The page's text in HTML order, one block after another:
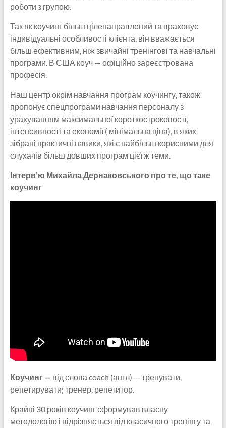
роботи з групою.
Так як коучинг більш ціленаправлений та враховує
індивідуальні особливості клієнта, він вважається
більш ефективним, ніж звичайні тренінгові та навчальні
програми. В США коуч — офіційно зареєстрована
професія.
Наш центр окрім навчання програм коучингу, також
пропонує спецпрограми навчання персоналу з
урахуванням максимальної короткостроковості,
інтенсивності та економії ( мінімальна ціна), в яких
зібрані практичні навики, які є найбільш корисними для
слухачів більш довших програм цієї ж теми.
Інтерв’ю Михайла Дернаковського про те, що таке
коучинг
Коучинг — від слова coach (англ) — тренувати,
репетирувати; тренер, репетитор.
Крайні 30 років коучинг сформував власну
методологію і відрізняється від класичного тренінгу та